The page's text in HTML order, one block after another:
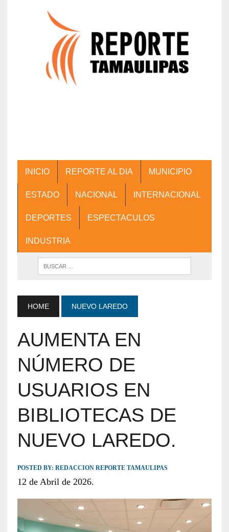
INICIO REPORTE AL DIA MUNICIPIO
ESTADO NACIONAL INTERNACIONAL
DEPORTES ESPECTACULOS
INDUSTRIA
HOME NUEVO LAREDO
AUMENTA EN
NÚMERO DE
USUARIOS EN
BIBLIOTECAS DE
NUEVO LAREDO.
POSTED BY: REDACCION REPORTE TAMAULIPAS
12 de Abril de 2026.